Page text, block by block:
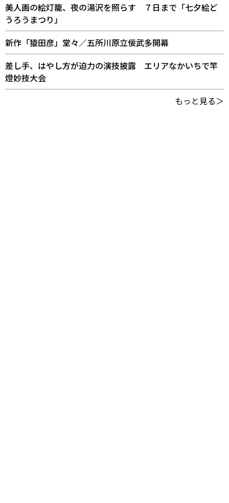
美人画の絵灯籠、夜の湯沢を照らす ７日まで「七夕絵ど
うろうまつり」
新作「猿田彦」堂々／五所川原立佞武多開幕
差し手、はやし方が迫力の演技披露 エリアなかいちで竿
燈妙技大会
もっと見る＞